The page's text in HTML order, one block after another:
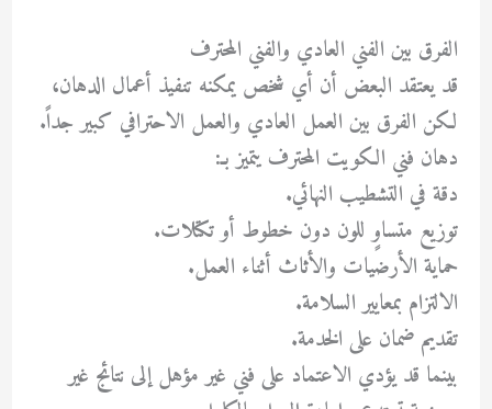
الفرق بين الفني العادي والفني المحترف
قد يعتقد البعض أن أي شخص يمكنه تنفيذ أعمال الدهان،
لكن الفرق بين العمل العادي والعمل الاحترافي كبير جداً.
دهان فني الكويت المحترف يتميز بـ:
دقة في التشطيب النهائي.
توزيع متساوٍ للون دون خطوط أو تكتلات.
حماية الأرضيات والأثاث أثناء العمل.
الالتزام بمعايير السلامة.
تقديم ضمان على الخدمة.
بينما قد يؤدي الاعتماد على فني غير مؤهل إلى نتائج غير